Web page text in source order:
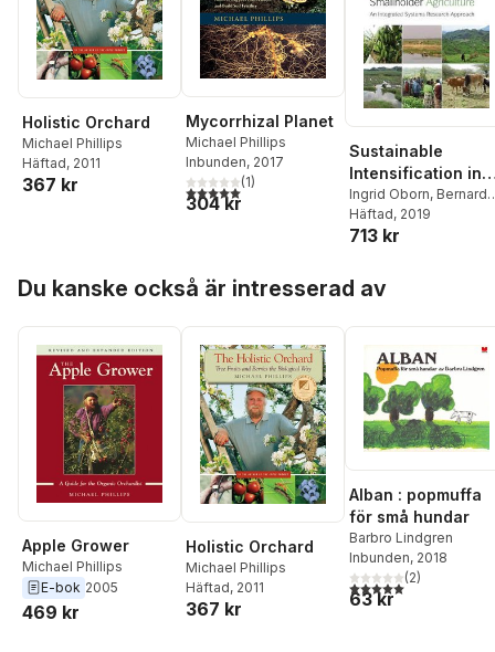
Holistic Orchard
Michael Phillips
Häftad, 2011
367 kr
Mycorrhizal Planet
Michael Phillips
Inbunden, 2017
5,0utav 5 stjärnor. Totalt antal röster:
(1)
304 kr
Sustainable
Intensification in
Smallholder
Agriculture
Ingrid Oborn, Bernard
Vanlauwe,Michael
Phillips,
Krah
Häftad, 2019
713 kr
Du kanske också är intresserad av
Apple Grower
Michael Phillips
E-bok 2005
469 kr
Holistic Orchard
Michael Phillips
Häftad, 2011
367 kr
Alban : popmuffa
för små hundar
Barbro Lindgren
Inbunden, 2018
5,0utav 5 stjärnor.
(2)
63 kr